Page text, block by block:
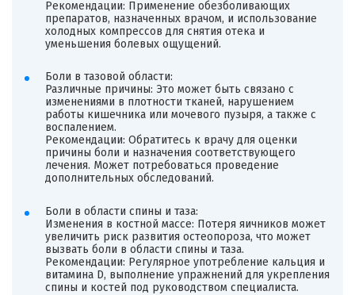
Рекомендации: Применение обезболивающих
препаратов, назначенных врачом, и использование
холодных компрессов для снятия отека и
уменьшения болевых ощущений.
Боли в тазовой области:
Различные причины: Это может быть связано с
изменениями в плотности тканей, нарушением
работы кишечника или мочевого пузыря, а также с
воспалением.
Рекомендации: Обратитесь к врачу для оценки
причины боли и назначения соответствующего
лечения. Может потребоваться проведение
дополнительных обследований.
Боли в области спины и таза:
Изменения в костной массе: Потеря яичников может
увеличить риск развития остеопороза, что может
вызвать боли в области спины и таза.
Рекомендации: Регулярное употребление кальция и
витамина D, выполнение упражнений для укрепления
спины и костей под руководством специалиста.